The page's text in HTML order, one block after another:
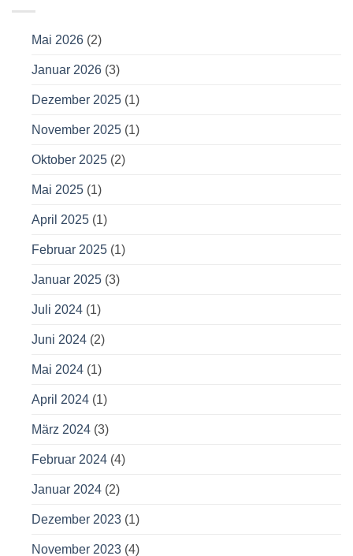
Mai 2026 (2)
Januar 2026 (3)
Dezember 2025 (1)
November 2025 (1)
Oktober 2025 (2)
Mai 2025 (1)
April 2025 (1)
Februar 2025 (1)
Januar 2025 (3)
Juli 2024 (1)
Juni 2024 (2)
Mai 2024 (1)
April 2024 (1)
März 2024 (3)
Februar 2024 (4)
Januar 2024 (2)
Dezember 2023 (1)
November 2023 (4)